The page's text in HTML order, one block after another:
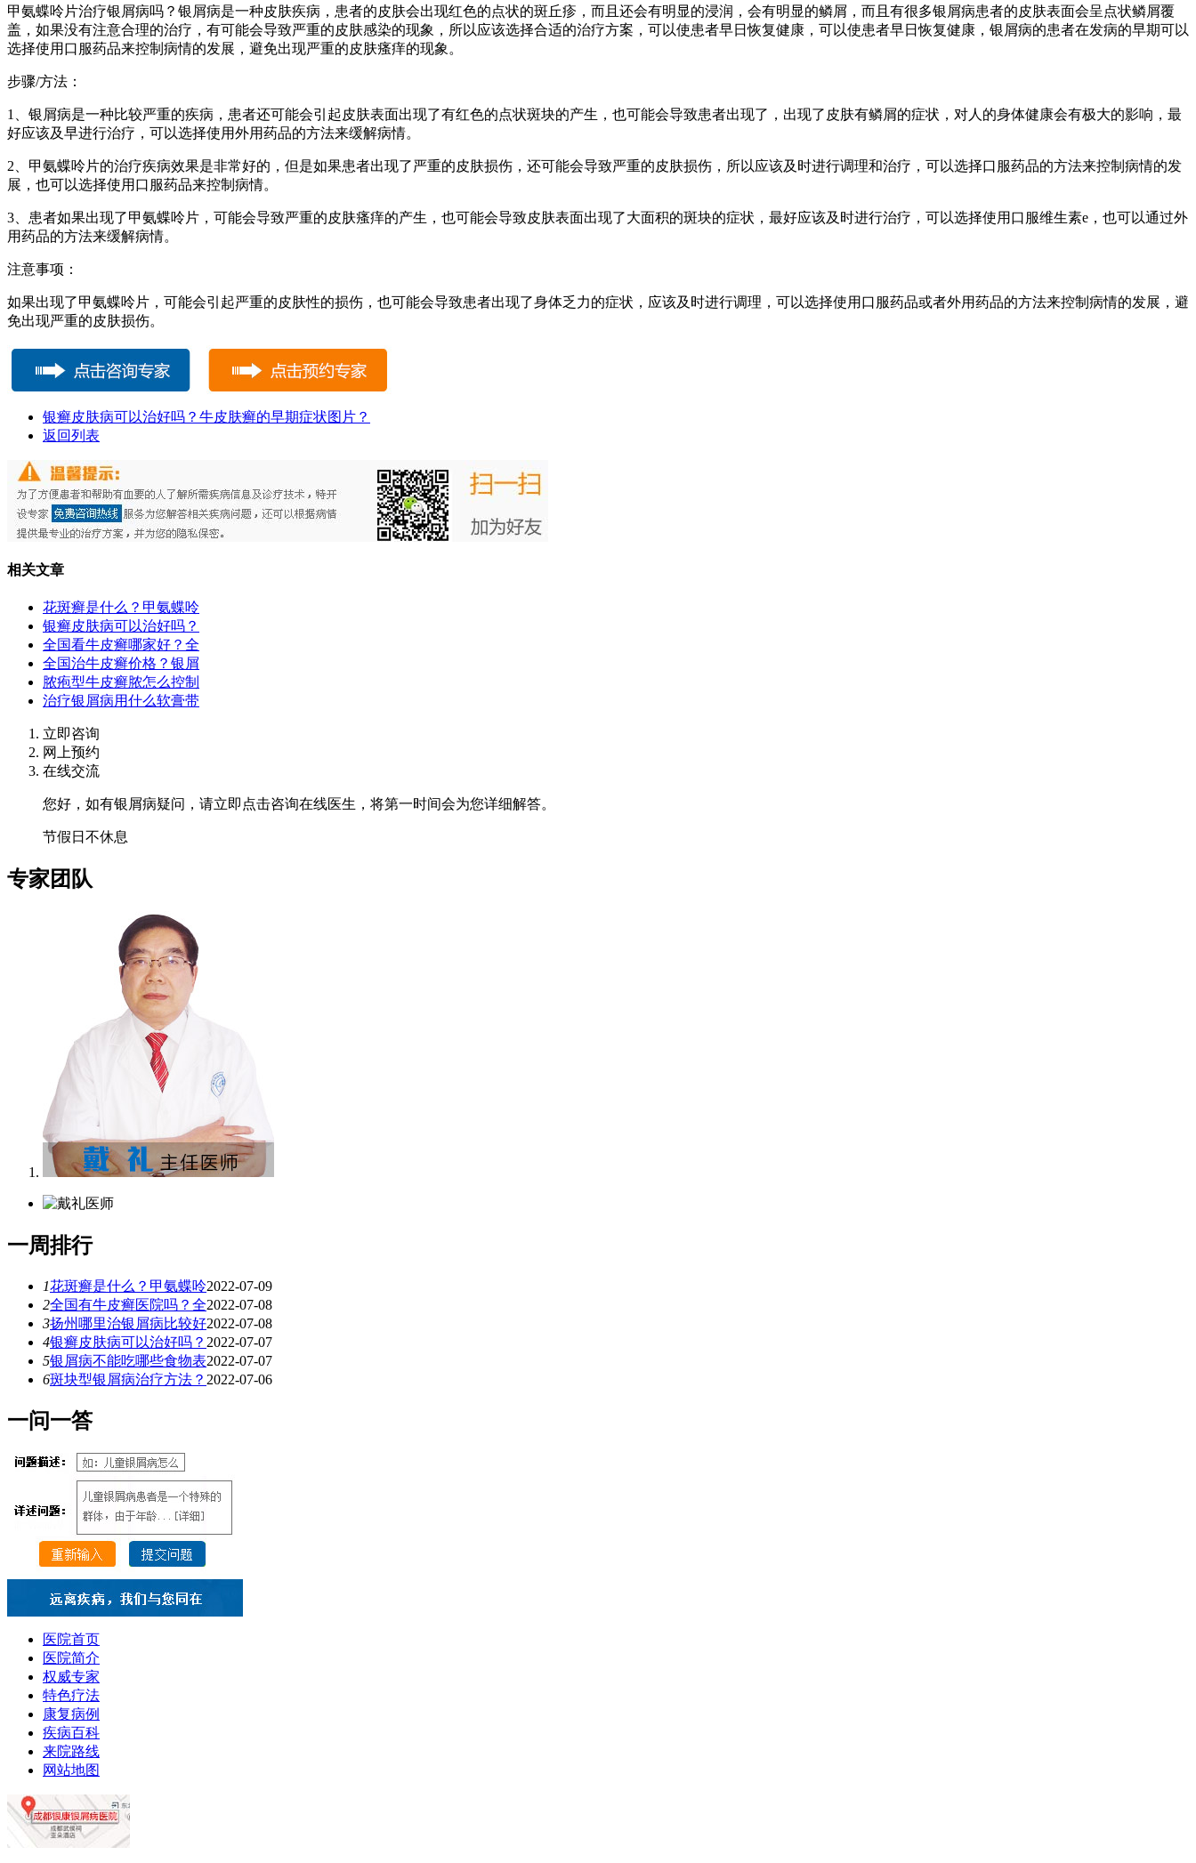
甲氨蝶呤片治疗银屑病吗？银屑病是一种皮肤疾病，患者的皮肤会出现红色的点状的斑丘疹，而且还会有明显的浸润，会有明显的鳞屑，而且有很多银屑病患者的皮肤表面会呈点状鳞屑覆
盖，如果没有注意合理的治疗，有可能会导致严重的皮肤感染的现象，所以应该选择合适的治疗方案，可以使患者早日恢复健康，可以使患者早日恢复健康，银屑病的患者在发病的早期可以
选择使用口服药品来控制病情的发展，避免出现严重的皮肤瘙痒的现象。
步骤/方法：
1、银屑病是一种比较严重的疾病，患者还可能会引起皮肤表面出现了有红色的点状斑块的产生，也可能会导致患者出现了，出现了皮肤有鳞屑的症状，对人的身体健康会有极大的影响，最
好应该及早进行治疗，可以选择使用外用药品的方法来缓解病情。
2、甲氨蝶呤片的治疗疾病效果是非常好的，但是如果患者出现了严重的皮肤损伤，还可能会导致严重的皮肤损伤，所以应该及时进行调理和治疗，可以选择口服药品的方法来控制病情的发
展，也可以选择使用口服药品来控制病情。
3、患者如果出现了甲氨蝶呤片，可能会导致严重的皮肤瘙痒的产生，也可能会导致皮肤表面出现了大面积的斑块的症状，最好应该及时进行治疗，可以选择使用口服维生素e，也可以通过外
用药品的方法来缓解病情。
注意事项：
如果出现了甲氨蝶呤片，可能会引起严重的皮肤性的损伤，也可能会导致患者出现了身体乏力的症状，应该及时进行调理，可以选择使用口服药品或者外用药品的方法来控制病情的发展，避
免出现严重的皮肤损伤。
银癣皮肤病可以治好吗？牛皮肤癣的早期症状图片？
返回列表
相关文章
花斑癣是什么？甲氨蝶呤
银癣皮肤病可以治好吗？
全国看牛皮癣哪家好？全
全国治牛皮癣价格？银屑
脓疱型牛皮癣脓怎么控制
治疗银屑病用什么软膏带
立即咨询
网上预约
在线交流
您好，如有银屑病疑问，请立即点击咨询在线医生，将第一时间会为您详细解答。
节假日不休息
专家团队
一周排行
1花斑癣是什么？甲氨蝶呤2022-07-09
2全国有牛皮癣医院吗？全2022-07-08
3扬州哪里治银屑病比较好2022-07-08
4银癣皮肤病可以治好吗？ 2022-07-07
5银屑病不能吃哪些食物表2022-07-07
6斑块型银屑病治疗方法？ 2022-07-06
一问一答
医院首页
医院简介
权威专家
特色疗法
康复病例
疾病百科
来院路线
网站地图